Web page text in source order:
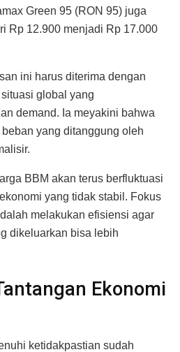
Green 95 (RON 95) juga
Rp 12.900 menjadi Rp 17.000
ini harus diterima dengan
global yang
demand. Ia meyakini bahwa
yang ditanggung oleh
BBM akan terus berfluktuasi
yang tidak stabil. Fokus
melakukan efisiensi agar
dikeluarkan bisa lebih
Ekonomi
ketidakpastian sudah